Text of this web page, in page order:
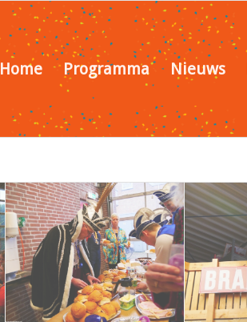
Home Programma Nieuws